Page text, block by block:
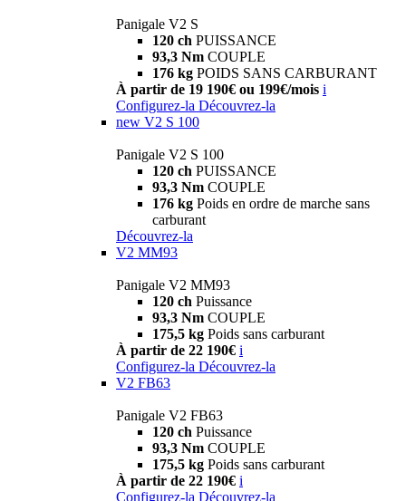
Panigale V2 S
120 ch PUISSANCE
93,3 Nm COUPLE
176 kg POIDS SANS CARBURANT
À partir de 19 190€ ou 199€/mois i
Configurez-la Découvrez-la
new V2 S 100
Panigale V2 S 100
120 ch PUISSANCE
93,3 Nm COUPLE
176 kg Poids en ordre de marche sans
carburant
Découvrez-la
V2 MM93
Panigale V2 MM93
120 ch Puissance
93,3 Nm COUPLE
175,5 kg Poids sans carburant
À partir de 22 190€ i
Configurez-la Découvrez-la
V2 FB63
Panigale V2 FB63
120 ch Puissance
93,3 Nm COUPLE
175,5 kg Poids sans carburant
À partir de 22 190€ i
Configurez-la Découvrez-la